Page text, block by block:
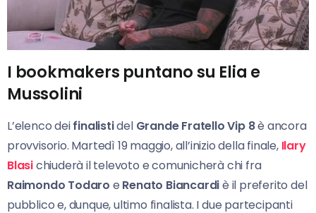
I bookmakers puntano su Elia e
Mussolini
L’elenco deifinalistidel Grande Fratello Vip 8è ancora
provvisorio. Martedì 19 maggio, all’inizio della finale, Ilary
Blasichiuderà il televoto e comunicherà chi fra
Raimondo Todaro e Renato Biancardiè il preferito del
pubblico e, dunque, ultimo finalista. I due partecipanti